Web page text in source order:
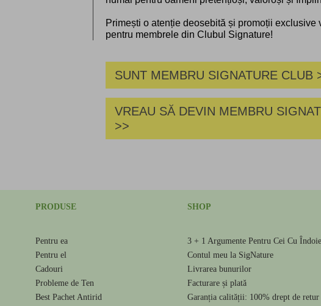
Primești o atenție deosebită și promoții exclusive
pentru membrele din Clubul Signature!
SUNT MEMBRU SIGNATURE CLUB
VREAU SĂ DEVIN MEMBRU
>>
PRODUSE
Pentru ea
Pentru el
Cadouri
Probleme de Ten
Best Pachet Antirid
SHOP
3 + 1 Argumente Pentru Cei Cu
Contul meu la SigNature
Livrarea bunurilor
Facturare și plată
Garanția calității: 100% drept de retur